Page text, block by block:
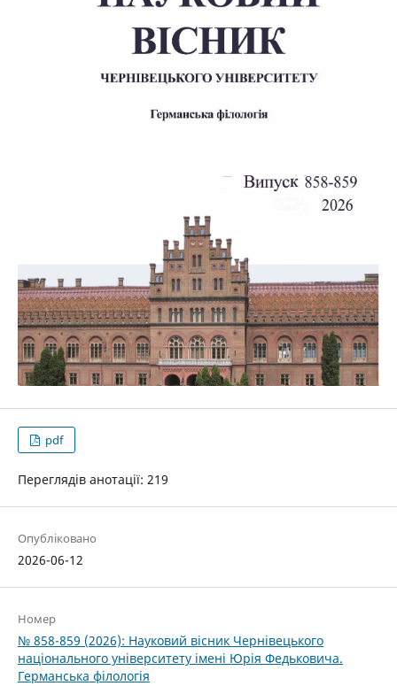
pdf
Переглядів анотації: 219
Опубліковано
2026-06-12
Номер
№ 858-859 (2026): Науковий вісник Чернівецького
національного університету імені Юрія Федьковича.
Германська філологія